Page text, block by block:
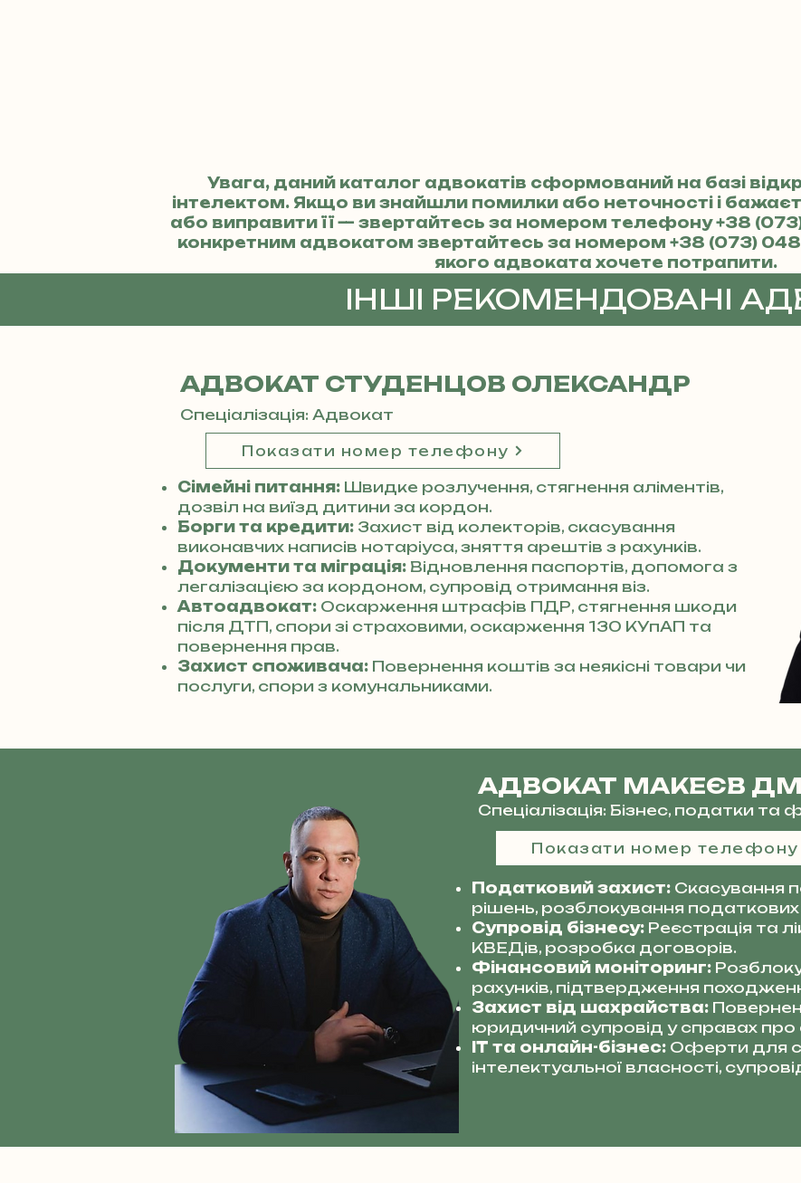
Увага, даний каталог адвокатів сформований на базі
інтелектом. Якщо ви знайшли помилки або неточності і
або виправити її — звертайтесь за номером телефону+38
конкретним адвокатом звертайтесь за номером +38 (073)
якого адвоката хочете потрапити.
ІНШІ РЕКОМЕНДОВАНІ
АДВОКАТ СТУДЕНЦОВ ОЛЕКСАНДР
Спеціалізація: Адвокат
Показати номер телефону
Сімейні питання: Швидке розлучення, стягнення аліментів,
дозвіл на виїзд дитини за кордон.
Борги та кредити: Захист від колекторів, скасування
виконавчих написів нотаріуса, зняття арештів з рахунків.
Документи та міграція: Відновлення паспортів, допомога з
легалізацією за кордоном, супровід отримання віз.
Автоадвокат: Оскарження штрафів ПДР, стягнення шкоди
після ДТП, спори зі страховими, оскарження 130 КУпАП та
повернення прав.
Захист споживача: Повернення коштів за неякісні товари чи
послуги, спори з комунальниками.
АДВОКАТ МАКЕЄВ
Спеціалізація: Бізнес, податки та
Податковий захист: Скасування
рішень, розблокування
Супровід бізнесу: Реєстрація та
КВЕДів, розробка договорів.
Фінансовий моніторинг:
рахунків, підтвердження
Захист від шахрайства:
юридичний супровід у справах про
IT та онлайн-бізнес: Оферти для
інтелектуальної власності,
Показати номер телефону